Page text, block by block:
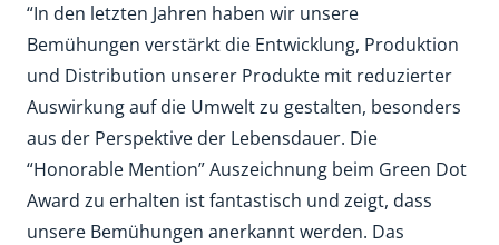
“In den letzten Jahren haben wir unsere
Bemühungen verstärkt die Entwicklung, Produktion
und Distribution unserer Produkte mit reduzierter
Auswirkung auf die Umwelt zu gestalten, besonders
aus der Perspektive der Lebensdauer. Die
“Honorable Mention” Auszeichnung beim Green Dot
Award zu erhalten ist fantastisch und zeigt, dass
unsere Bemühungen anerkannt werden. Das